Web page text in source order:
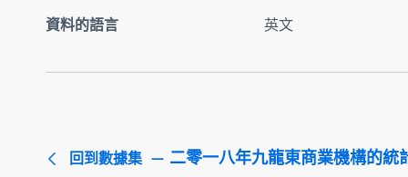
資料的語言
英文
回到數據集 二零一八年九龍東商業機構的統